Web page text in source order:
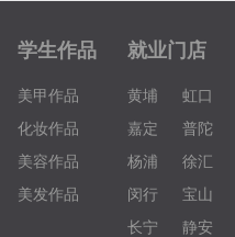
学生作品
美甲作品
化妆作品
美容作品
美发作品
就业门店
黄埔
虹口
嘉定
普陀
杨浦
徐汇
闵行
宝山
长宁
静安